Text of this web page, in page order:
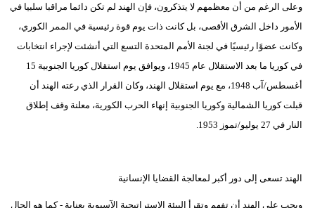
وعلى الرغم من أن معظمهم لا يتذكرون، فإن الهند لم تكن دائما مراقبا سلبيا في
الأمور داخل الشرق الأقصى، بل كانت ذات يوم قوة رئيسية في الممر الكوري،
وكانت عضوًا رئيسيًا في لجنة الأمم المتحدة التسع التي أنشئت لإجراء انتخابات
في كوريا ما بعد الاستقلال عام 1945، ويوافق يوم استقلال كوريا الجنوبية 15
أغسطس/آب 1948، مع يوم استقلال الهند، وكان القرار الذي رعته الهند أن
قبلت كوريا الشمالية وكوريا الجنوبية إنهاء الحرب الكورية، معلنة وقف إطلاق
النار في 27 يوليو/تموز 1953.
الهند تسعى إلى دور أكبر لمعالجة القضايا الإنسانية
ويجب على الهند أن تفهم وتقرأ البيئة الإستراتيجية الآسيوية بعناية - كما هو الحال